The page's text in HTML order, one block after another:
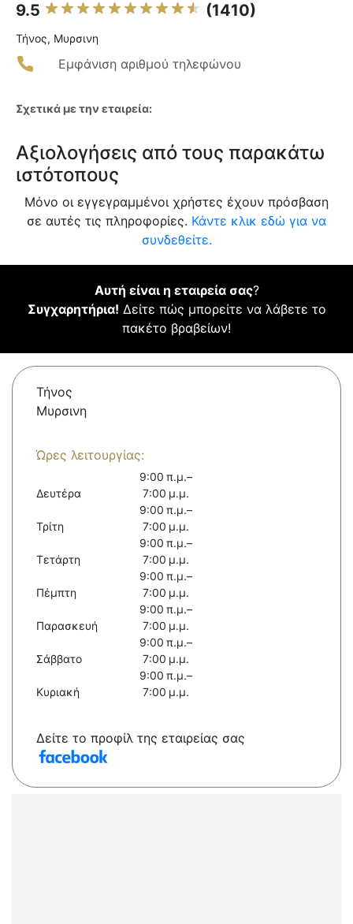
9.5 (1410)
Τήνος, Μυρσινη
Εμφάνιση αριθμού τηλεφώνου
Σχετικά με την εταιρεία:
Αξιολογήσεις από τους παρακάτω
ιστότοπους
Μόνο οι εγγεγραμμένοι χρήστες έχουν πρόσβαση
σε αυτές τις πληροφορίες. Κάντε κλικ εδώ για να
συνδεθείτε.
Αυτή είναι η εταιρεία σας?
Συγχαρητήρια! Δείτε πώς μπορείτε να λάβετε το
πακέτο βραβείων!
Τήνος
Μυρσινη
Ώρες λειτουργίας:
Δευτέρα
9:00 π.μ.–
7:00 μ.μ.
Τρίτη
9:00 π.μ.–
7:00 μ.μ.
Τετάρτη
9:00 π.μ.–
7:00 μ.μ.
Πέμπτη
9:00 π.μ.–
7:00 μ.μ.
Παρασκευή
9:00 π.μ.–
7:00 μ.μ.
Σάββατο
9:00 π.μ.–
7:00 μ.μ.
Κυριακή
9:00 π.μ.–
7:00 μ.μ.
Δείτε το προφίλ της εταιρείας σας